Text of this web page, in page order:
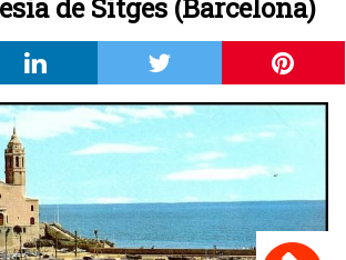
de Sitges (Barcelona)